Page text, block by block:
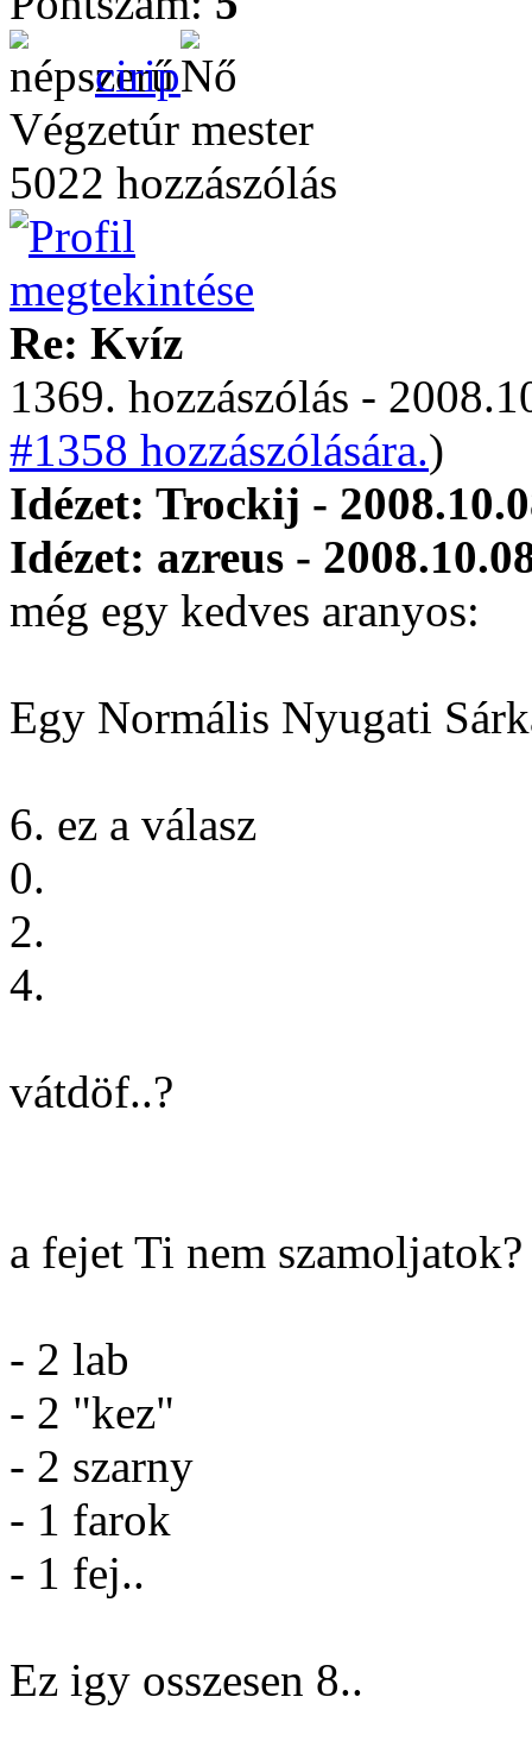
cirip
Végzetúr mester
5022 hozzászólás
Re: Kvíz
1369. hozzászólás -
#1358 hozzászólására.)
Idézet: Trockij -
Idézet: azreus -
még egy kedves aranyos:
Egy Normális Nyugati
6. ez a válasz
0.
2.
4.
vátdöf..?
a fejet Ti nem
- 2 lab
- 2 "kez"
- 2 szarny
- 1 farok
- 1 fej..
Ez igy osszesen 8..